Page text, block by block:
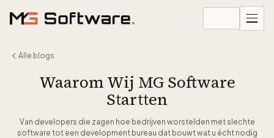
Alle blogs
Waarom Wij MG Software
Startten
Van developers die zagen hoe bedrijven worstelden met slechte
software tot een development bureau dat bouwt wat u écht nodig